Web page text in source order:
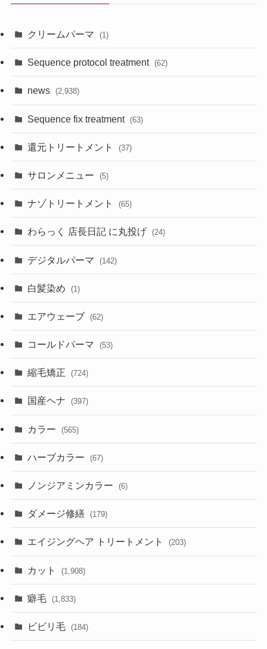
クリームパーマ (1)
Sequence protocol treatment (62)
news (2,938)
Sequence fix treatment (63)
還元トリートメント (37)
サロンメニュー (5)
ナゾトリートメント (65)
わらっく 店長日記 に丸投げ (24)
デジタルパーマ (142)
白髪染め (1)
エアウェーブ (62)
コールドパーマ (53)
縮毛矯正 (724)
国産ヘナ (397)
カラー (565)
ハーブカラー (67)
ノンジアミンカラー (6)
ダメージ修繕 (179)
エイジングヘア トリートメント (203)
カット (1,908)
癖毛 (1,833)
ビビリ毛 (184)